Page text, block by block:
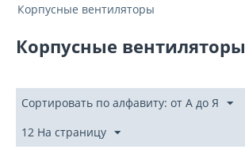
Корпусные вентиляторы
Корпусные вентиляторы
Сортировать по алфавиту: от А до Я
12 На страницу